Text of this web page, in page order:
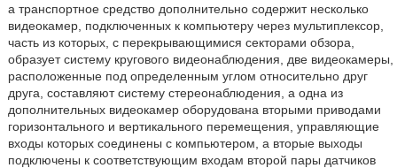
а транспортное средство дополнительно содержит несколько
видеокамер, подключенных к компьютеру через мультиплексор,
часть из которых, с перекрывающимися секторами обзора,
образует систему кругового видеонаблюдения, две видеокамеры,
расположенные под определенным углом относительно друг
друга, составляют систему стереонаблюдения, а одна из
дополнительных видеокамер оборудована вторыми приводами
горизонтального и вертикального перемещения, управляющие
входы которых соединены с компьютером, а вторые выходы
подключены к соответствующим входам второй пары датчиков